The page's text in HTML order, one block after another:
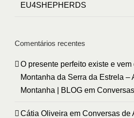
EU4SHEPHERDS
Comentários recentes
O presente perfeito existe e
Montanha da Serra da Estrela –
Montanha | BLOG em
Cátia Oliveira em Conversas de